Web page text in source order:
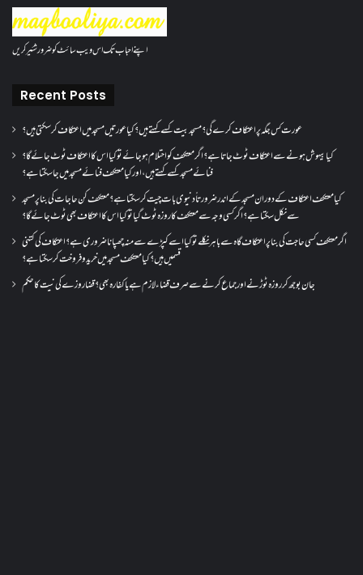
اپنے احباب تک اس ویب سائٹ کو ضرور شئیر کریں
Recent Posts
عورت کس جگہ پر اعتکاف کرے گی؟مسجد بیت کسے کہتے ہیں؟کیا عورتیں مسجد میں اعتکاف کر سکتی ہیں؟
کیا بیہوش ہونے سے اعتکاف ٹوٹ جاتا ہے؟ اگر معتکف کو احتلام ہو جائے تو کیا اس کا اعتکاف ٹوٹ جائے گا؟
فنائے مسجد کسے کہتے ہیں ، اور کیا معتکف فنائے مسجد میں جا سکتا ہے؟
کیا معتکف اعتکاف کے دوران مسجد کے اندر ضرورتاً دنیوی بات چیت کر سکتا ہے؟معتکف کن حاجات کی بنا پر مسجد
سے نکل سکتا ہے؟ اگر کسی وجہ سے معتکف کا روزہ ٹوٹ گیا تو کیا اس کا اعتکاف بھی ٹوٹ جائے گا؟
اگر معتکف کسی حاجت کی بنا پر اعتکاف گاہ سے باہر نکلے تو کیا اسے کپڑے سے منہ چھپانا ضروری ہے؟اعتکاف کی کتنی
قسمیں ہیں؟کیا معتکف مسجد میں خرید و فروخت کر سکتا ہے؟
جان بوجھ کر روزہ ٹوڑنے اور جماع کرنے سے صرف قضاء لازم ہے یا کفارہ بھی؟ قضا روزے کی نیت کا حکم